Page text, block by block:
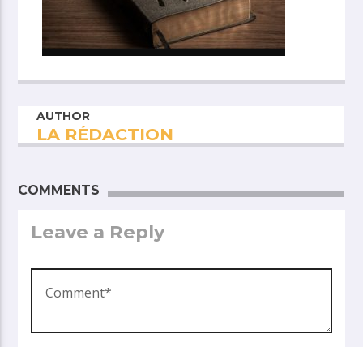
AUTHOR
LA RÉDACTION
COMMENTS
Leave a Reply